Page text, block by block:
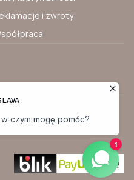
i zwroty